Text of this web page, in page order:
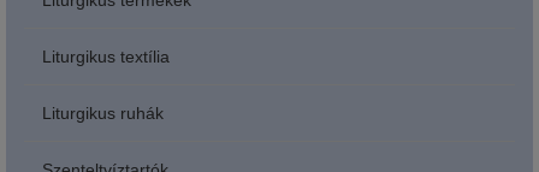
Liturgikus textília
Liturgikus ruhák